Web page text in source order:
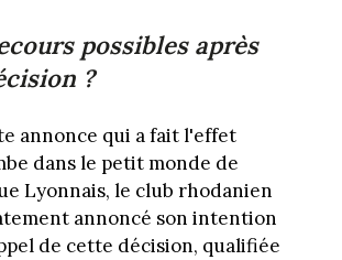
possibles après
?
annonce qui a fait l'effet
dans le petit monde de
Lyonnais, le club rhodanien
annoncé son intention
de cette décision, qualifiée